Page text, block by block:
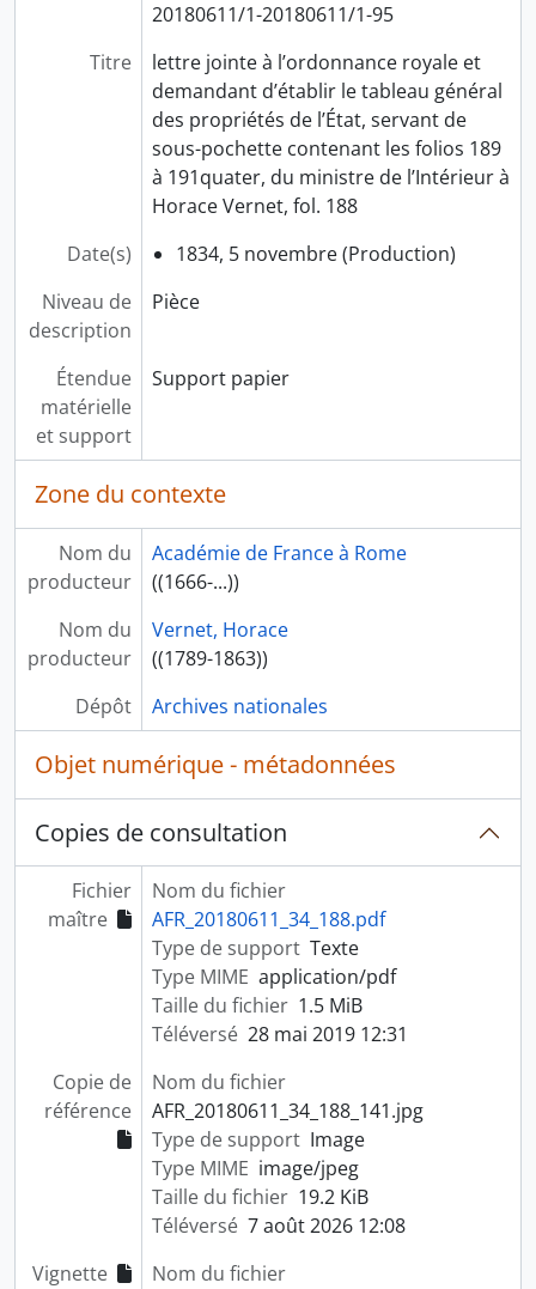
20180611/1-20180611/1-95
Titre
lettre jointe à l’ordonnance royale et
demandant d’établir le tableau général
des propriétés de l’État, servant de
sous-pochette contenant les folios 189
à 191quater, du ministre de l’Intérieur à
Horace Vernet, fol. 188
Date(s)
1834, 5 novembre (Production)
Niveau de
description
Pièce
Étendue
matérielle
et support
Support papier
Zone du contexte
Nom du
producteur
Académie de France à Rome
((1666-...))
Nom du
producteur
Vernet, Horace
((1789-1863))
Dépôt
Archives nationales
Objet numérique - métadonnées
Copies de consultation
Fichier
maître
Nom du fichier
AFR_20180611_34_188.pdf
Type de support Texte
Type MIME application/pdf
Taille du fichier 1.5 MiB
Téléversé 28 mai 2019 12:31
Copie de
référence
Nom du fichier
AFR_20180611_34_188_141.jpg
Type de support Image
Type MIME image/jpeg
Taille du fichier 19.2 KiB
Téléversé 7 août 2026 12:08
Vignette
Nom du fichier